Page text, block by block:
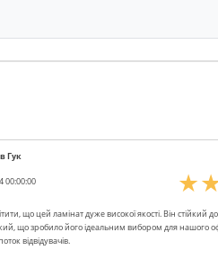
Гук
00:00:00
що цей ламінат дуже високої якості. Він стійкий
що зробило його ідеальним вибором для нашого
відвідувачів.